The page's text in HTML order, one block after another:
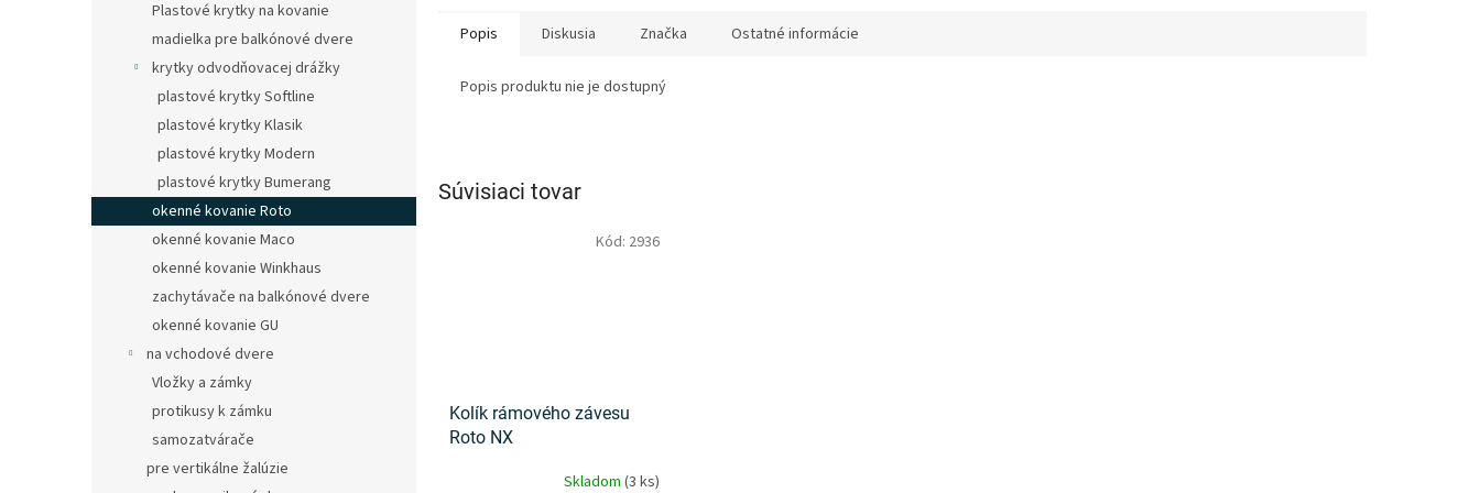
Plastové krytky na kovanie
madielka pre balkónové dvere
krytky odvodňovacej drážky
plastové krytky Softline
plastové krytky Klasik
plastové krytky Modern
plastové krytky Bumerang
okenné kovanie Roto
okenné kovanie Maco
okenné kovanie Winkhaus
zachytávače na balkónové dvere
okenné kovanie GU
na vchodové dvere
Vložky a zámky
protikusy k zámku
samozatvárače
pre vertikálne žalúzie
Súvisiaci tovar
Kolík rámového závesu
Roto NX
Skladom (3 ks)
Kód: 2936
Popis Diskusia Značka Ostatné informácie
Popis produktu nie je dostupný